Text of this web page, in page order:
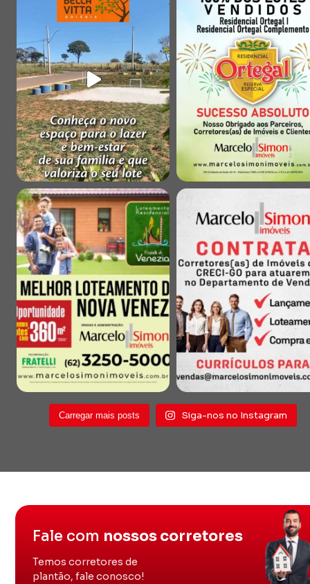
Carregar mais posts Siga-nos no Instagram
Fale com nossos corretores
Temos corretores de
plantão, fale conosco!